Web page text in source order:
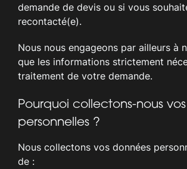
demande de devis ou si vous
recontacté(e).
Nous nous engageons par ailleurs à
que les informations strictement
traitement de votre demande.
Pourquoi collectons-nous
personnelles ?
Nous collectons vos données
de :